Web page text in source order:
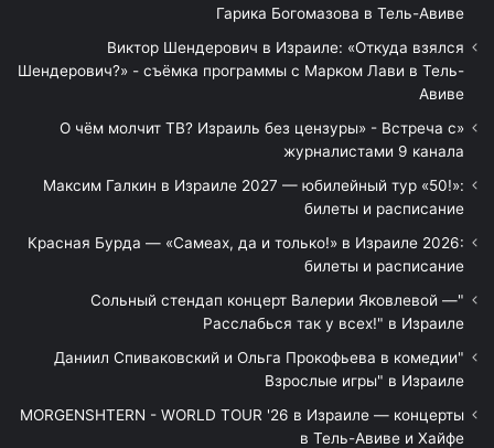
Гарика Богомазова в Тель-Авиве
Виктор Шендерович в Израиле: «Откуда взялся
Шендерович?» - съёмка программы с Марком Лави в Тель-
Авиве
«О чём молчит ТВ? Израиль без цензуры» - Встреча с
журналистами 9 канала
Максим Галкин в Израиле 2027 — юбилейный тур «50!»:
билеты и расписание
Красная Бурда — «Самеах, да и только!» в Израиле 2026:
билеты и расписание
"Сольный стендап концерт Валерии Яковлевой —
Расслабься так у всех!" в Израиле
"Даниил Спиваковский и Ольга Прокофьева в комедии
Взрослые игры" в Израиле
MORGENSHTERN - WORLD TOUR '26 в Израиле — концерты
в Тель-Авиве и Хайфе